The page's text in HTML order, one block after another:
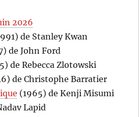
2026
de Stanley Kwan
de John Ford
de Rebecca Zlotowski
de Christophe Barratier
(1965) de Kenji Misumi
Lapid